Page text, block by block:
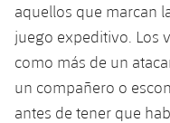
plusicon
más
Instalaciones
SUB13
SUB12
SUB13 B
SUB12 C
Entradas
Gameday
Base
Barça Atlètic
Junior
Campus Verano
PLUSICON
MÁS
Primer Equipo
plusicon
más
aquellos que marcan
juego expeditivo. Los
como más de un
un compañero o
antes de tener que